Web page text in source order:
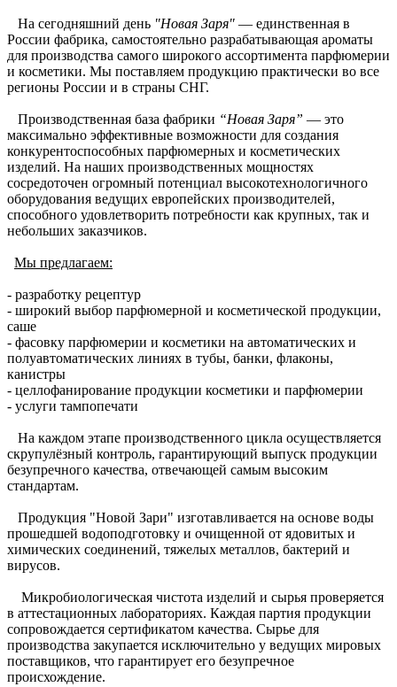
На сегодняшний день "Новая Заря" — единственная в
России фабрика, самостоятельно разрабатывающая ароматы
для производства самого широкого ассортимента парфюмерии
и косметики. Мы поставляем продукцию практически во все
регионы России и в страны СНГ.
Производственная база фабрики “Новая Заря” — это
максимально эффективные возможности для создания
конкурентоспособных парфюмерных и косметических
изделий. На наших производственных мощностях
сосредоточен огромный потенциал высокотехнологичного
оборудования ведущих европейских производителей,
способного удовлетворить потребности как крупных, так и
небольших заказчиков.
Мы предлагаем:
- разработку рецептур
- широкий выбор парфюмерной и косметической продукции,
саше
- фасовку парфюмерии и косметики на автоматических и
полуавтоматических линиях в тубы, банки, флаконы,
канистры
- целлофанирование продукции косметики и парфюмерии
- услуги тампопечати
На каждом этапе производственного цикла осуществляется
скрупулёзный контроль, гарантирующий выпуск продукции
безупречного качества, отвечающей самым высоким
стандартам.
Продукция "Новой Зари" изготавливается на основе воды
прошедшей водоподготовку и очищенной от ядовитых и
химических соединений, тяжелых металлов, бактерий и
вирусов.
Микробиологическая чистота изделий и сырья проверяется
в аттестационных лабораториях. Каждая партия продукции
сопровождается сертификатом качества. Сырье для
производства закупается исключительно у ведущих мировых
поставщиков, что гарантирует его безупречное
происхождение.